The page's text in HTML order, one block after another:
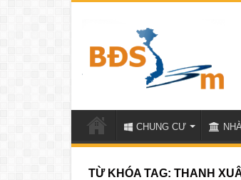
CHUNG CƯ
TỪ KHÓA TAG: THANH